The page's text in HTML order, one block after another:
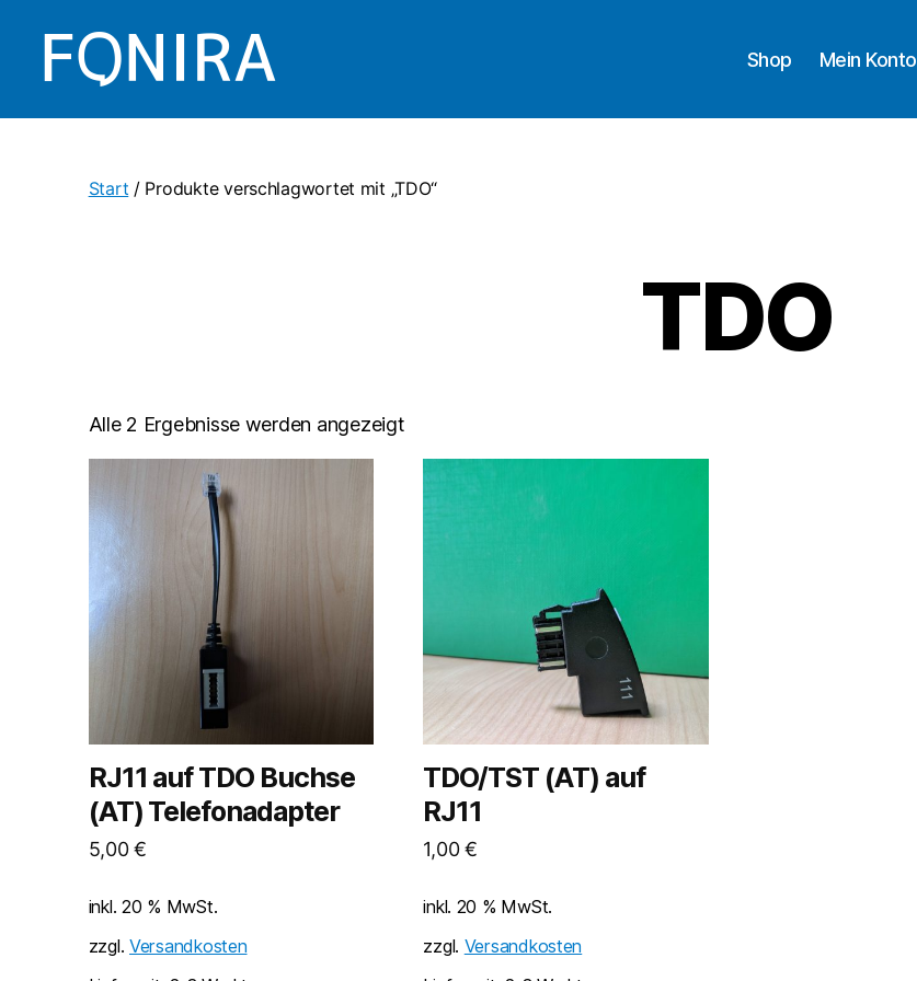
Shop
Shop Mein Konto
Start / Produkte verschlagwortet mit „TDO“
TDO
Alle 2 Ergebnisse werden angezeigt
RJ11 auf TDO Buchse
(AT) Telefonadapter
5,00€
inkl. 20 % MwSt.
zzgl.Versandkosten
TDO/TST (AT) auf
RJ11
1,00€
inkl. 20 % MwSt.
zzgl. Versandkosten